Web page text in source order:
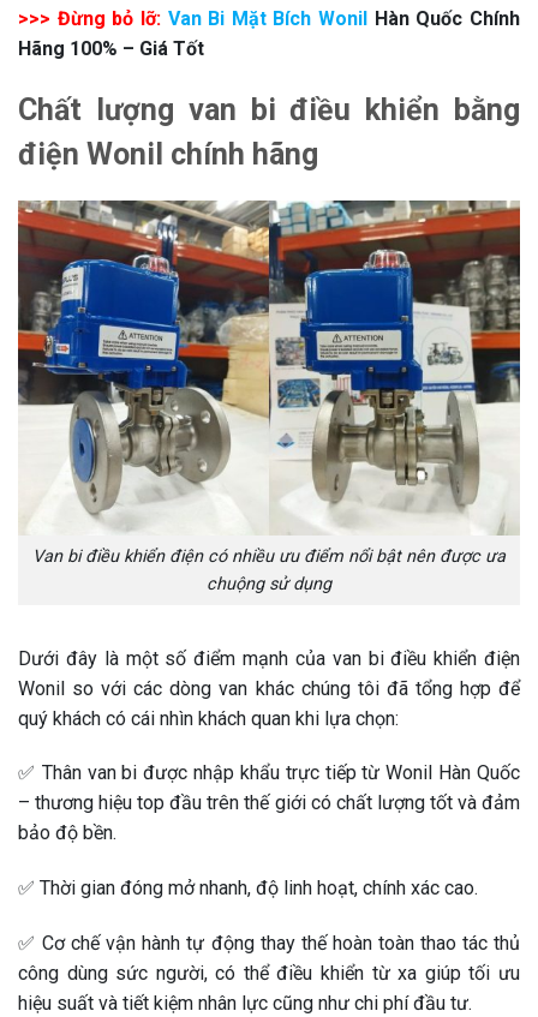
>>> Đừng bỏ lỡ: Van Bi Mặt Bích Wonil Hàn Quốc Chính
Hãng 100% – Giá Tốt
Chất lượng van bi điều khiển bằng
điện Wonil chính hãng
Van bi điều khiển điện có nhiều ưu điểm nổi bật nên được ưa
chuộng sử dụng
Dưới đây là một số điểm mạnh của van bi điều khiển điện
Wonil so với các dòng van khác chúng tôi đã tổng hợp để
quý khách có cái nhìn khách quan khi lựa chọn:
✅ Thân van bi được nhập khẩu trực tiếp từ Wonil Hàn Quốc
– thương hiệu top đầu trên thế giới có chất lượng tốt và đảm
bảo độ bền.
✅ Thời gian đóng mở nhanh, độ linh hoạt, chính xác cao.
✅ Cơ chế vận hành tự động thay thế hoàn toàn thao tác thủ
công dùng sức người, có thể điều khiển từ xa giúp tối ưu
hiệu suất và tiết kiệm nhân lực cũng như chi phí đầu tư.